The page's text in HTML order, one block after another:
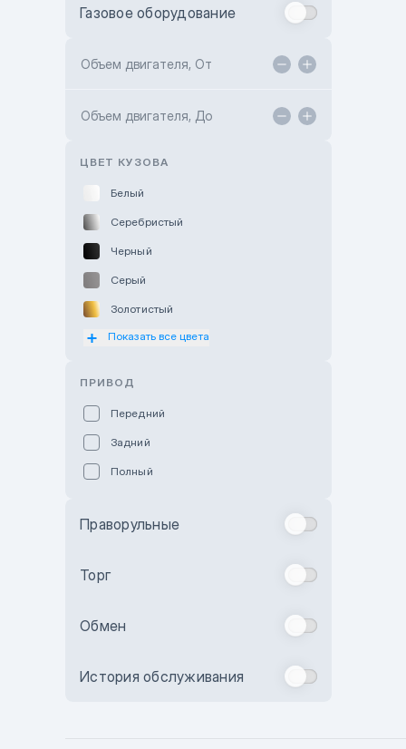
Toyota Kokshetau
Hyundai ShymCity
Газовое оборудование
Объем двигателя, От
Объем двигателя, До
ЦВЕТ КУЗОВА
Белый
Серебристый
Черный
Серый
Золотистый
Оранжевый
Бежевый
Комбинированный
Показать все цвета
ПРИВОД
Передний
Задний
Полный
Праворульные
Торг
Обмен
История обслуживания